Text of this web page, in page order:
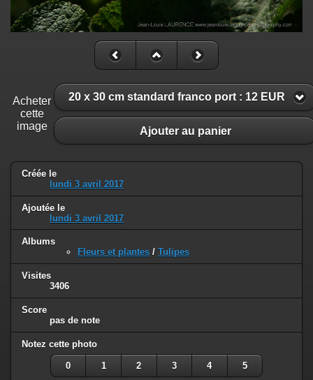
Acheter
cette
image
20 x 30 cm standard franco port : 12 EUR
Ajouter au panier
Créée le
lundi 3 avril 2017
Ajoutée le
lundi 3 avril 2017
Albums
Fleurs et plantes / Tulipes
Visites
3406
Score
pas de note
Notez cette photo
0 1 2 3 4 5